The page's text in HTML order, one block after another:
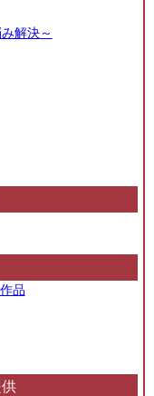
解決～
品